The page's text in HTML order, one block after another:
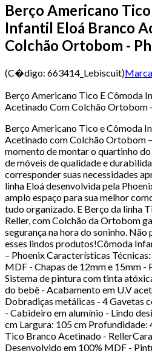
Berço Americano
Infantil Eloá Branco
Colchão Ortobom -
(C�digo: 663414_Lebiscuit)
Berço Americano Tico E Cômoda
Acetinado Com Colchão Ortobom
Berço Americano Tico e Cômoda
Acetinado com Colchão Ortobom
momento de montar o quartinho
de móveis de qualidade e
corresponder suas necessidades
linha Eloá desenvolvida pela
amplo espaço para sua melhor
tudo organizado. E Berço da linha
Reller, com Colchão da Ortobom
segurança na hora do soninho.
esses lindos produtos!Cômoda
– Phoenix Características
MDF - Chapas de 12mm e 15mm -
Sistema de pintura com tinta
do bebê - Acabamento em U.V
Dobradiças metálicas - 4 Gavetas
- Cabideiro em alumínio - Lindo
cm Largura: 105 cm
Tico Branco Acetinado -
Desenvolvido em 100% MDF -